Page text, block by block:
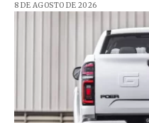
8 DE AGOSTO DE 2026